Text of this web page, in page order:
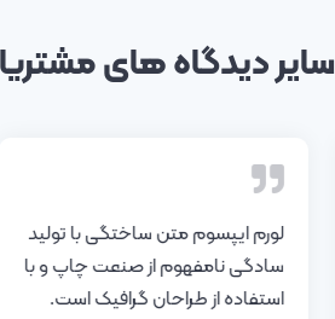
سایر دیدگاه های
لورم ایپسوم متن ساختگی با تولید
سادگی نامفهوم از صنعت چاپ و با
استفاده از طراحان گرافیک است.